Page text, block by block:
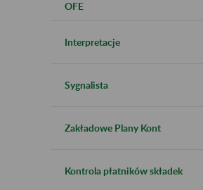
OFE
Interpretacje
Sygnalista
Zakładowe Plany Kont
Kontrola płatników składek